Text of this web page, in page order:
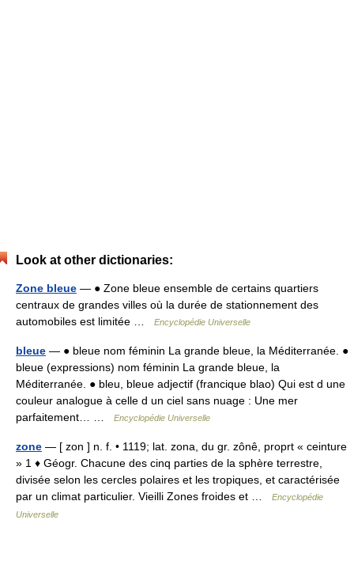
Look at other dictionaries:
Zone bleue — ● Zone bleue ensemble de certains quartiers
centraux de grandes villes où la durée de stationnement des
automobiles est limitée …
Encyclopédie Universelle
bleue — ● bleue nom féminin La grande bleue, la Méditerranée. ●
bleue (expressions) nom féminin La grande bleue, la
Méditerranée. ● bleu, bleue adjectif (francique blao) Qui est d une
couleur analogue à celle d un ciel sans nuage : Une mer
parfaitement… …
Encyclopédie Universelle
zone — [ zon ] n. f. • 1119; lat. zona, du gr. zônê, proprt « ceinture
» 1 ♦ Géogr. Chacune des cinq parties de la sphère terrestre,
divisée selon les cercles polaires et les tropiques, et caractérisée
par un climat particulier. Vieilli Zones froides et …
Encyclopédie
Universelle